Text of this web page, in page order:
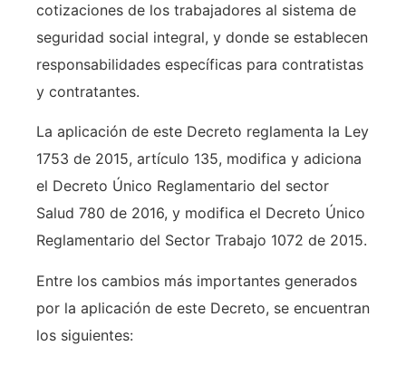
cotizaciones de los trabajadores al sistema de
seguridad social integral, y donde se establecen
responsabilidades específicas para contratistas
y contratantes.
La aplicación de este Decreto reglamenta la Ley
1753 de 2015, artículo 135, modifica y adiciona
el Decreto Único Reglamentario del sector
Salud 780 de 2016, y modifica el Decreto Único
Reglamentario del Sector Trabajo 1072 de 2015.
Entre los cambios más importantes generados
por la aplicación de este Decreto, se encuentran
los siguientes: